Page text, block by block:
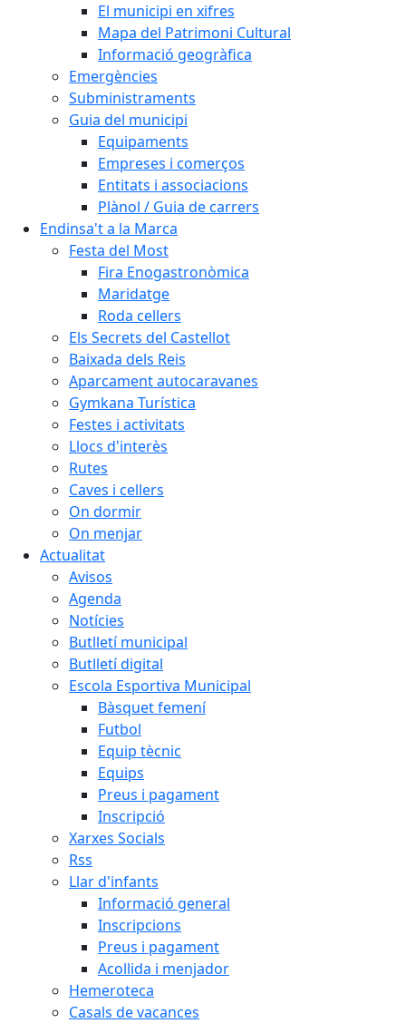
El municipi en xifres
Mapa del Patrimoni Cultural
Informació geogràfica
Emergències
Subministraments
Guia del municipi
Equipaments
Empreses i comerços
Entitats i associacions
Plànol / Guia de carrers
Endinsa't a la Marca
Festa del Most
Fira Enogastronòmica
Maridatge
Roda cellers
Els Secrets del Castellot
Baixada dels Reis
Aparcament autocaravanes
Gymkana Turística
Festes i activitats
Llocs d'interès
Rutes
Caves i cellers
On dormir
On menjar
Actualitat
Avisos
Agenda
Notícies
Butlletí municipal
Butlletí digital
Escola Esportiva Municipal
Bàsquet femení
Futbol
Equip tècnic
Equips
Preus i pagament
Inscripció
Xarxes Socials
Rss
Llar d'infants
Informació general
Inscripcions
Preus i pagament
Acollida i menjador
Hemeroteca
Casals de vacances